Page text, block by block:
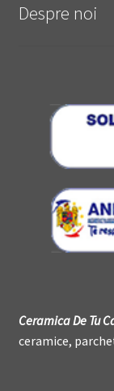
Despre noi
Ceramica DeTu
ceramice,